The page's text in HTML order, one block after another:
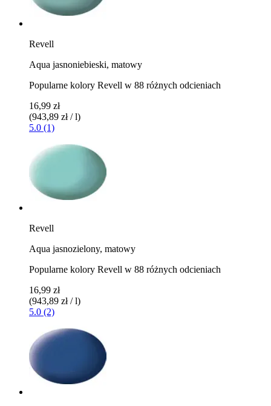
Revell
Aqua jasnoniebieski, matowy
Popularne kolory Revell w 88 różnych odcieniach
16,99 zł
(943,89 zł / l)
5.0 (1)
Revell
Aqua jasnozielony, matowy
Popularne kolory Revell w 88 różnych odcieniach
16,99 zł
(943,89 zł / l)
5.0 (2)